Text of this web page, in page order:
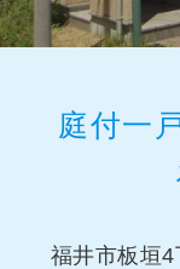
庭付一
福井市板垣4